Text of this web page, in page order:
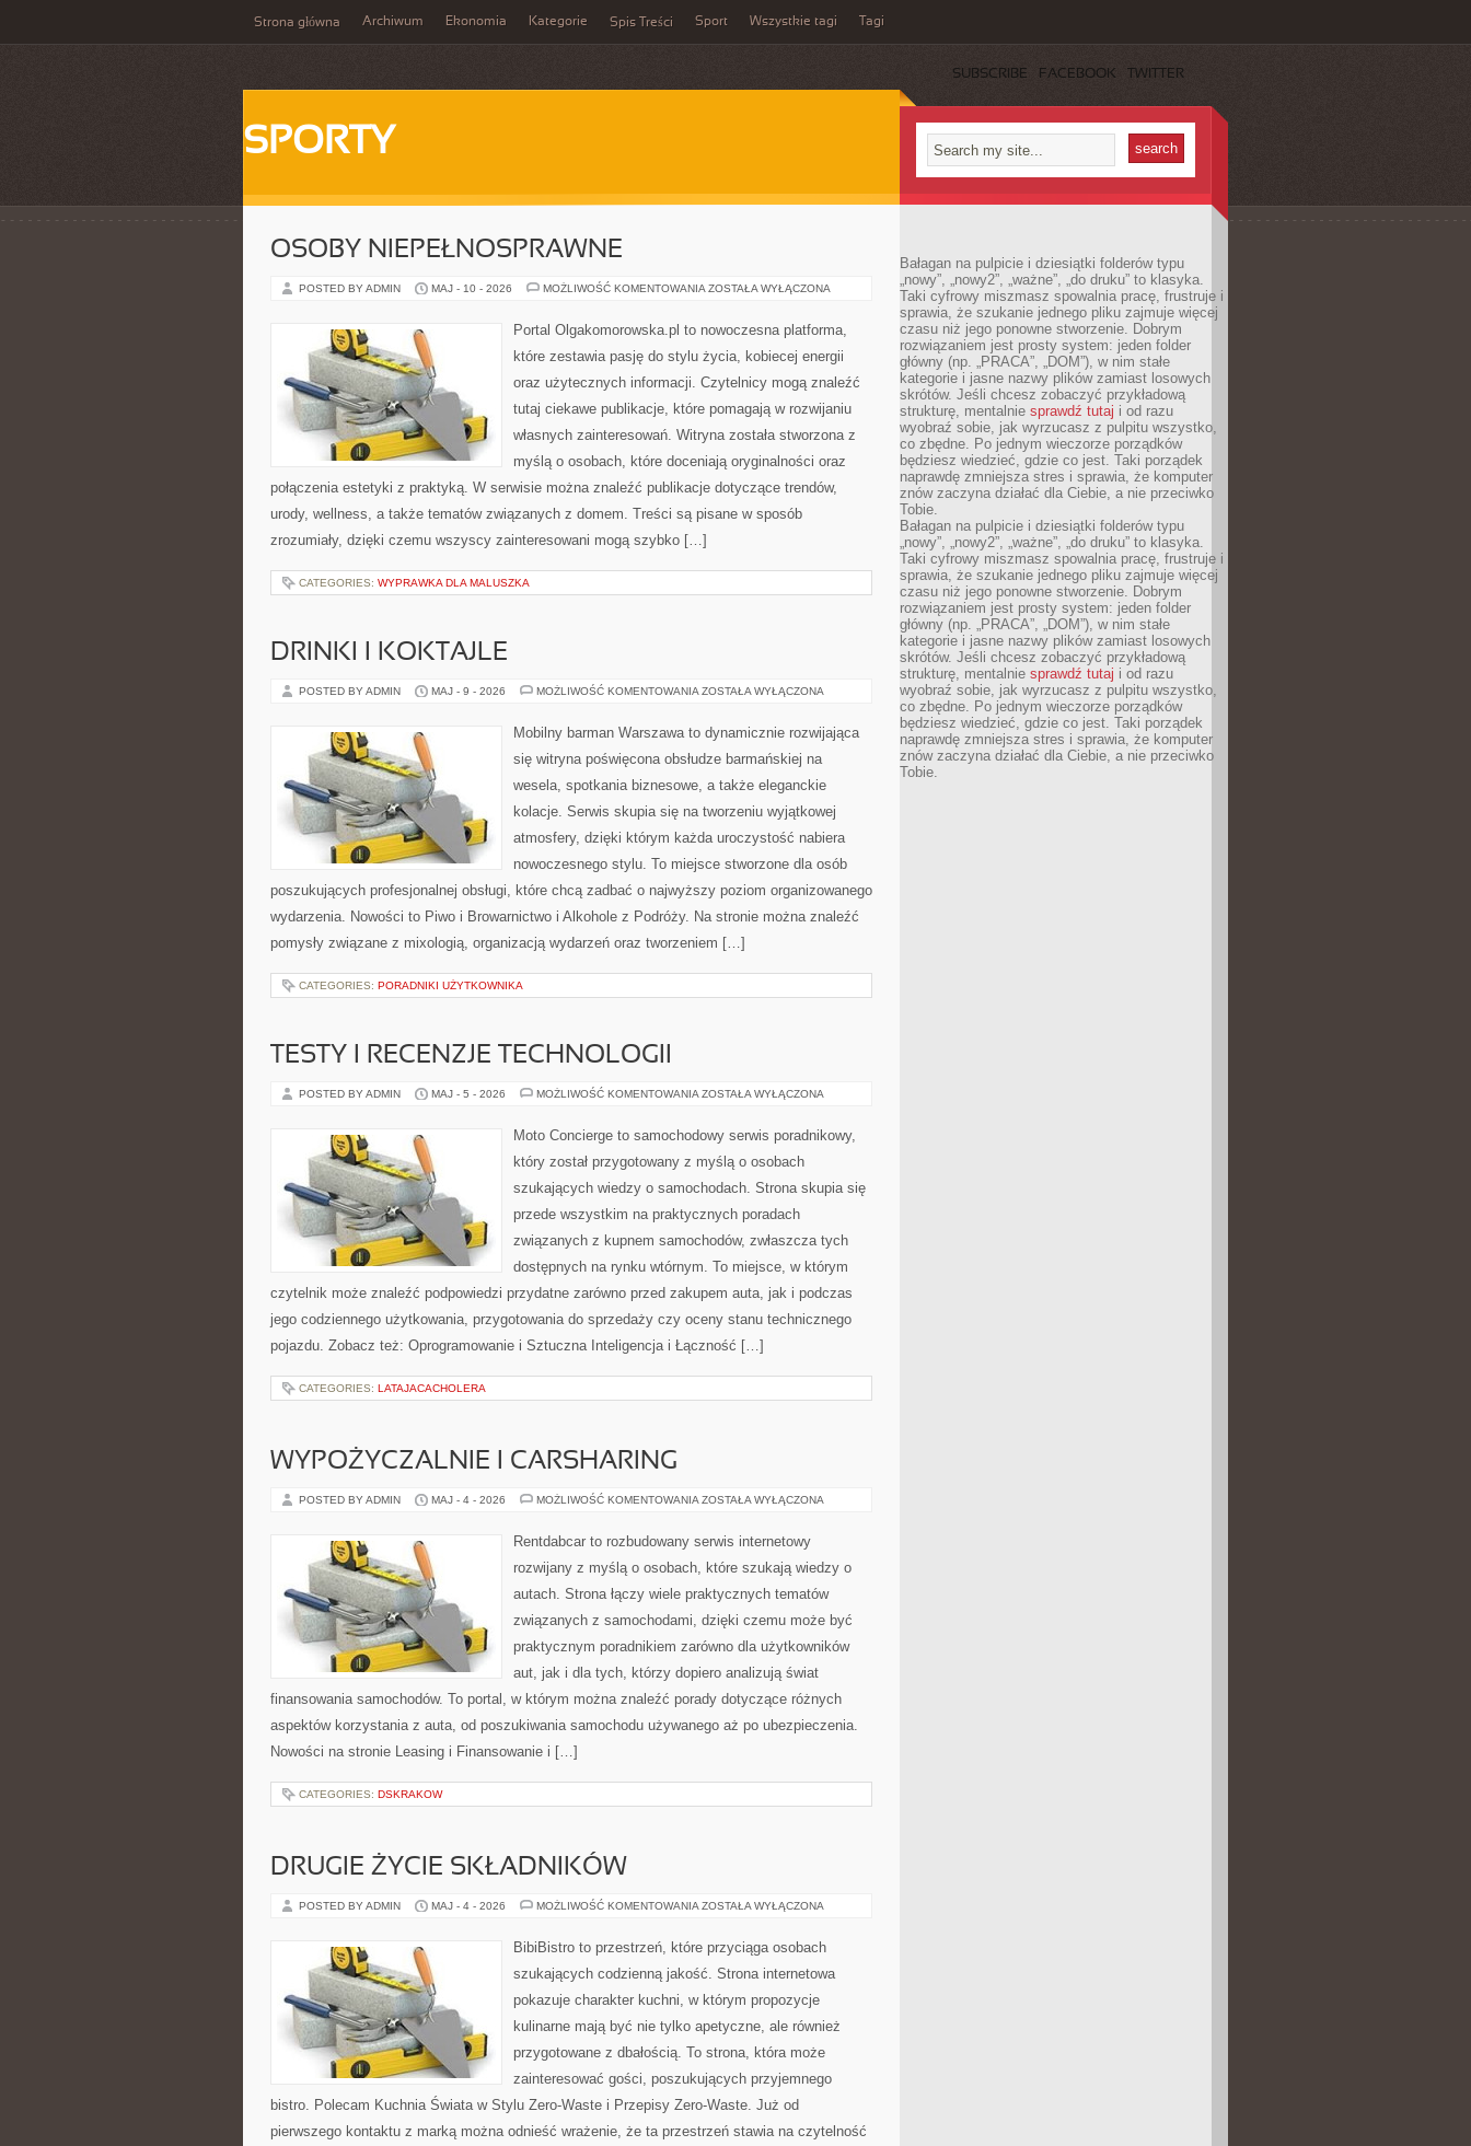
Strona główna Archiwum Ekonomia Kategorie Spis Treści Sport Wszystkie tagi Tagi
SUBSCRIBE FACEBOOK TWITTER
SPORTY
OSOBY NIEPEŁNOSPRAWNE
POSTED BY ADMIN MAJ - 10 - 2026 MOŻLIWOŚĆ KOMENTOWANIA OSOBY
ZOSTAŁA WYŁĄCZONA
Portal Olgakomorowska.pl to nowoczesna platforma,
które zestawia pasję do stylu życia, kobiecej energii
oraz użytecznych informacji. Czytelnicy mogą znaleźć
tutaj ciekawe publikacje, które pomagają w rozwijaniu
własnych zainteresowań. Witryna została stworzona z
myślą o osobach, które doceniają oryginalności oraz
połączenia estetyki z praktyką. W serwisie można znaleźć publikacje dotyczące trendów,
urody, wellness, a także tematów związanych z domem. Treści są pisane w sposób
zrozumiały, dzięki czemu wszyscy zainteresowani mogą szybko […]
CATEGORIES: WYPRAWKA DLA MALUSZKA
DRINKI I KOKTAJLE
POSTED BY ADMIN MAJ - 9 - 2026 MOŻLIWOŚĆ KOMENTOWANIA DRINKI
ZOSTAŁA WYŁĄCZONA
Mobilny barman Warszawa to dynamicznie rozwijająca
się witryna poświęcona obsłudze barmańskiej na
wesela, spotkania biznesowe, a także eleganckie
kolacje. Serwis skupia się na tworzeniu wyjątkowej
atmosfery, dzięki którym każda uroczystość nabiera
nowoczesnego stylu. To miejsce stworzone dla osób
poszukujących profesjonalnej obsługi, które chcą zadbać o najwyższy poziom organizowanego
wydarzenia. Nowości to Piwo i Browarnictwo i Alkohole z Podróży. Na stronie można znaleźć
pomysły związane z mixologią, organizacją wydarzeń oraz tworzeniem […]
CATEGORIES: PORADNIKI UŻYTKOWNIKA
TESTY I RECENZJE TECHNOLOGII
POSTED BY ADMIN MAJ - 5 - 2026 MOŻLIWOŚĆ KOMENTOWANIA TESTY
TECHNOLOGII
ZOSTAŁA WYŁĄCZONA
Moto Concierge to samochodowy serwis poradnikowy,
który został przygotowany z myślą o osobach
szukających wiedzy o samochodach. Strona skupia się
przede wszystkim na praktycznych poradach
związanych z kupnem samochodów, zwłaszcza tych
dostępnych na rynku wtórnym. To miejsce, w którym
czytelnik może znaleźć podpowiedzi przydatne zarówno przed zakupem auta, jak i podczas
jego codziennego użytkowania, przygotowania do sprzedaży czy oceny stanu technicznego
pojazdu. Zobacz też: Oprogramowanie i Sztuczna Inteligencja i Łączność […]
CATEGORIES: LATAJACACHOLERA
WYPOŻYCZALNIE I CARSHARING
POSTED BY ADMIN MAJ - 4 - 2026 MOŻLIWOŚĆ KOMENTOWANIA WYPOŻYCZALNIE
ZOSTAŁA WYŁĄCZONA
Rentdabcar to rozbudowany serwis internetowy
rozwijany z myślą o osobach, które szukają wiedzy o
autach. Strona łączy wiele praktycznych tematów
związanych z samochodami, dzięki czemu może być
praktycznym poradnikiem zarówno dla użytkowników
aut, jak i dla tych, którzy dopiero analizują świat
finansowania samochodów. To portal, w którym można znaleźć porady dotyczące różnych
aspektów korzystania z auta, od poszukiwania samochodu używanego aż po ubezpieczenia.
Nowości na stronie Leasing i Finansowanie i […]
CATEGORIES: DSKRAKOW
DRUGIE ŻYCIE SKŁADNIKÓW
POSTED BY ADMIN MAJ - 4 - 2026 MOŻLIWOŚĆ KOMENTOWANIA DRUGIE
ZOSTAŁA WYŁĄCZONA
BibiBistro to przestrzeń, które przyciąga osobach
szukających codzienną jakość. Strona internetowa
pokazuje charakter kuchni, w którym propozycje
kulinarne mają być nie tylko apetyczne, ale również
przygotowane z dbałością. To strona, która może
zainteresować gości, poszukujących przyjemnego
bistro. Polecam Kuchnia Świata w Stylu Zero-Waste i Przepisy Zero-Waste. Już od
pierwszego kontaktu z marką można odnieść wrażenie, że ta przestrzeń stawia na czytelność
Bałagan na pulpicie i dziesiątki folderów typu
„nowy”, „nowy2”, „ważne”, „do druku” to klasyka.
Taki cyfrowy miszmasz spowalnia pracę, frustruje i
sprawia, że szukanie jednego pliku zajmuje więcej
czasu niż jego ponowne stworzenie. Dobrym
rozwiązaniem jest prosty system: jeden folder
główny (np. „PRACA”, „DOM”), w nim stałe
kategorie i jasne nazwy plików zamiast losowych
skrótów. Jeśli chcesz zobaczyć przykładową
strukturę, mentalnie sprawdź tutaj i od razu
wyobraź sobie, jak wyrzucasz z pulpitu wszystko,
co zbędne. Po jednym wieczorze porządków
będziesz wiedzieć, gdzie co jest. Taki porządek
naprawdę zmniejsza stres i sprawia, że komputer
znów zaczyna działać dla Ciebie, a nie przeciwko
Tobie.
Bałagan na pulpicie i dziesiątki folderów typu
„nowy”, „nowy2”, „ważne”, „do druku” to klasyka.
Taki cyfrowy miszmasz spowalnia pracę, frustruje i
sprawia, że szukanie jednego pliku zajmuje więcej
czasu niż jego ponowne stworzenie. Dobrym
rozwiązaniem jest prosty system: jeden folder
główny (np. „PRACA”, „DOM”), w nim stałe
kategorie i jasne nazwy plików zamiast losowych
skrótów. Jeśli chcesz zobaczyć przykładową
strukturę, mentalnie sprawdź tutaj i od razu
wyobraź sobie, jak wyrzucasz z pulpitu wszystko,
co zbędne. Po jednym wieczorze porządków
będziesz wiedzieć, gdzie co jest. Taki porządek
naprawdę zmniejsza stres i sprawia, że komputer
znów zaczyna działać dla Ciebie, a nie przeciwko
Tobie.